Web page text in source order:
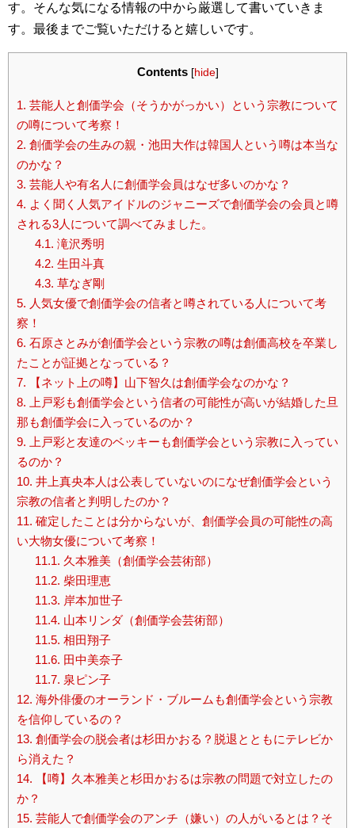
す。そんな気になる情報の中から厳選して書いていきま
す。最後までご覧いただけると嬉しいです。
Contents [hide]
1. 芸能人と創価学会（そうかがっかい）という宗教について
の噂について考察！
2. 創価学会の生みの親・池田大作は韓国人という噂は本当な
のかな？
3. 芸能人や有名人に創価学会員はなぜ多いのかな？
4. よく聞く人気アイドルのジャニーズで創価学会の会員と噂
される3人について調べてみました。
4.1. 滝沢秀明
4.2. 生田斗真
4.3. 草なぎ剛
5. 人気女優で創価学会の信者と噂されている人について考
察！
6. 石原さとみが創価学会という宗教の噂は創価高校を卒業し
たことが証拠となっている？
7. 【ネット上の噂】山下智久は創価学会なのかな？
8. 上戸彩も創価学会という信者の可能性が高いが結婚した旦
那も創価学会に入っているのか？
9. 上戸彩と友達のベッキーも創価学会という宗教に入ってい
るのか？
10. 井上真央本人は公表していないのになぜ創価学会という
宗教の信者と判明したのか？
11. 確定したことは分からないが、創価学会員の可能性の高
い大物女優について考察！
11.1. 久本雅美（創価学会芸術部）
11.2. 柴田理恵
11.3. 岸本加世子
11.4. 山本リンダ（創価学会芸術部）
11.5. 相田翔子
11.6. 田中美奈子
11.7. 泉ピン子
12. 海外俳優のオーランド・ブルームも創価学会という宗教
を信仰しているの？
13. 創価学会の脱会者は杉田かおる？脱退とともにテレビか
ら消えた？
14. 【噂】久本雅美と杉田かおるは宗教の問題で対立したの
か？
15. 芸能人で創価学会のアンチ（嫌い）の人がいるとは？そ